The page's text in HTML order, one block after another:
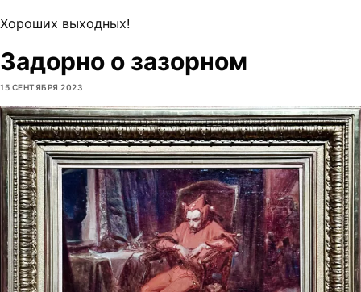
Хороших выходных!
Задорно о зазорном
15 СЕНТЯБРЯ 2023